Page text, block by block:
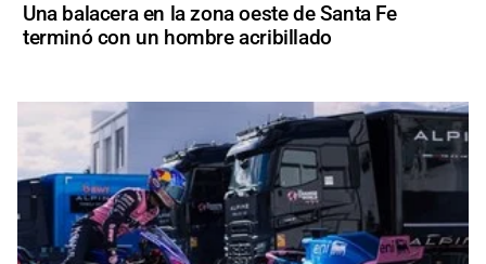
Una balacera en la zona oeste de Santa Fe
terminó con un hombre acribillado